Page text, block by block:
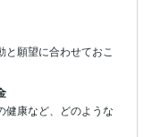
と願望に合わせておこ
健康など、どのような